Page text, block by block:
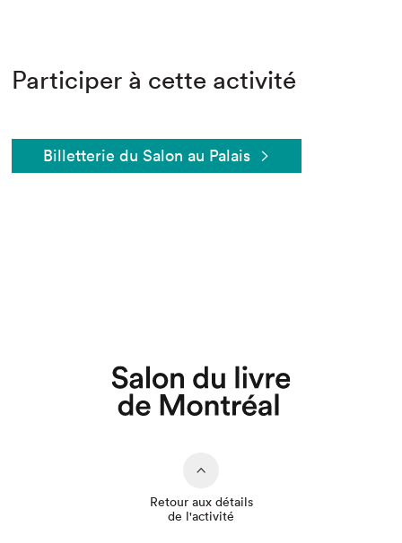
Participer à cette activité
Billetterie du Salon au Palais
Retour aux détails
de l'activité